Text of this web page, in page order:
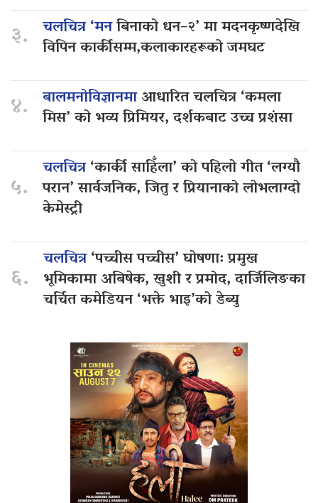
३. चलचित्र ‘मनबिनाको धन–२’ मा मदनकृष्णदेखि
विपिन कार्कीसम्म,कलाकारहरूको जमघट
४. बालमनोविज्ञानमाआधारित चलचित्र ‘कमला
मिस’ को भव्य प्रिमियर, दर्शकबाट उच्च प्रशंसा
५.
चलचित्र‘कार्की साहिँला’ को पहिलो गीत ‘लग्यौ
परान’ सार्वजनिक, जितु र प्रियानाको लोभलाग्दो
केमेस्ट्री
६.
चलचित्र‘पच्चीस पच्चीस’ घोषणा: प्रमुख
भूमिकामा अबिषेक, खुशी र प्रमोद, दार्जिलिङका
चर्चित कमेडियन ‘भक्ते भाइ’को डेब्यु